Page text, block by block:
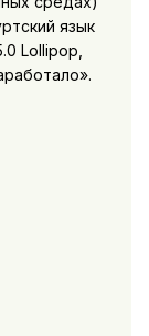
язык
Lollipop,